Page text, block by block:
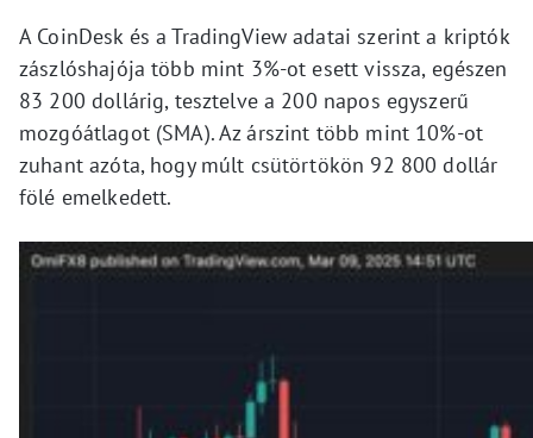
A CoinDesk és a TradingView adatai szerint a kriptók
zászlóshajója több mint 3%-ot esett vissza, egészen
83 200 dollárig, tesztelve a 200 napos egyszerű
mozgóátlagot (SMA). Az árszint több mint 10%-ot
zuhant azóta, hogy múlt csütörtökön 92 800 dollár
fölé emelkedett.